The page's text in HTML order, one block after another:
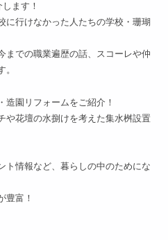
ます！
に行けなかった人たちの学校・珊瑚
までの職業遍歴の話、スコーレや仲
造園リフォームをご紹介！
や花壇の水捌けを考えた集水桝設置
ト情報など、暮らしの中のためにな
豊富！